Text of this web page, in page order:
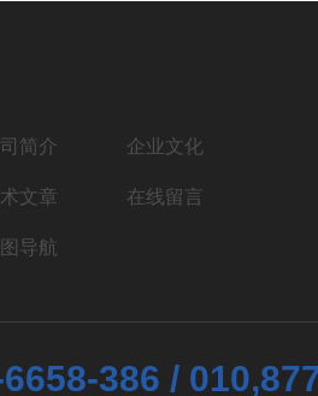
简介 企业文化
文章 在线留言
导航
386 /